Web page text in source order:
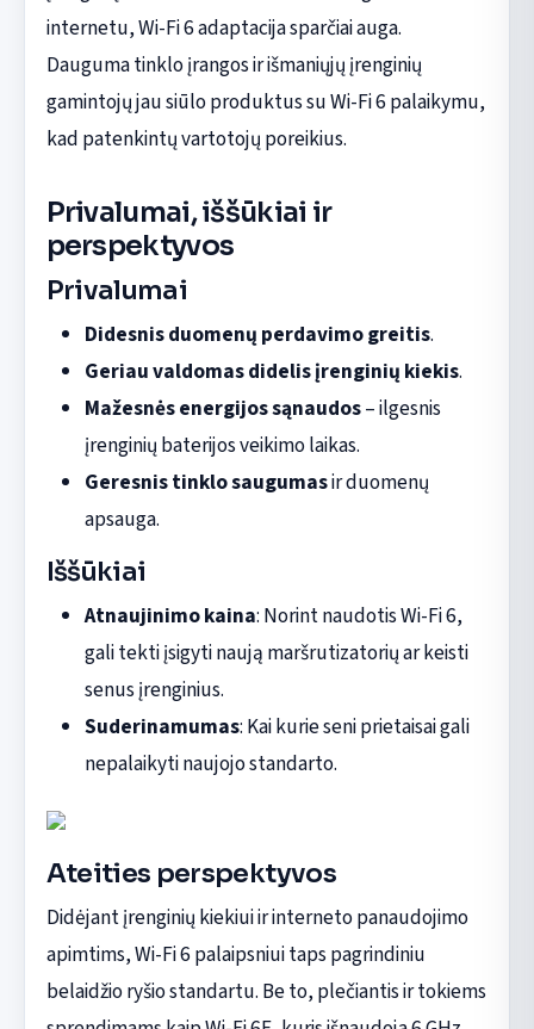
internetu, Wi-Fi 6 adaptacija sparčiai auga.
Dauguma tinklo įrangos ir išmaniųjų įrenginių
gamintojų jau siūlo produktus su Wi-Fi 6 palaikymu,
kad patenkintų vartotojų poreikius.
Privalumai, iššūkiai ir
perspektyvos
Privalumai
Didesnis duomenų perdavimo greitis.
Geriau valdomas didelis įrenginių kiekis.
Mažesnės energijos sąnaudos– ilgesnis
įrenginių baterijos veikimo laikas.
Geresnis tinklo saugumasir duomenų
apsauga.
Iššūkiai
Atnaujinimo kaina: Norint naudotis Wi-Fi 6,
gali tekti įsigyti naują maršrutizatorių ar keisti
senus įrenginius.
Suderinamumas: Kai kurie seni prietaisai gali
nepalaikyti naujojo standarto.
Ateities perspektyvos
Didėjant įrenginių kiekiui ir interneto panaudojimo
apimtims, Wi-Fi 6 palaipsniui taps pagrindiniu
belaidžio ryšio standartu. Be to, plečiantis ir tokiems